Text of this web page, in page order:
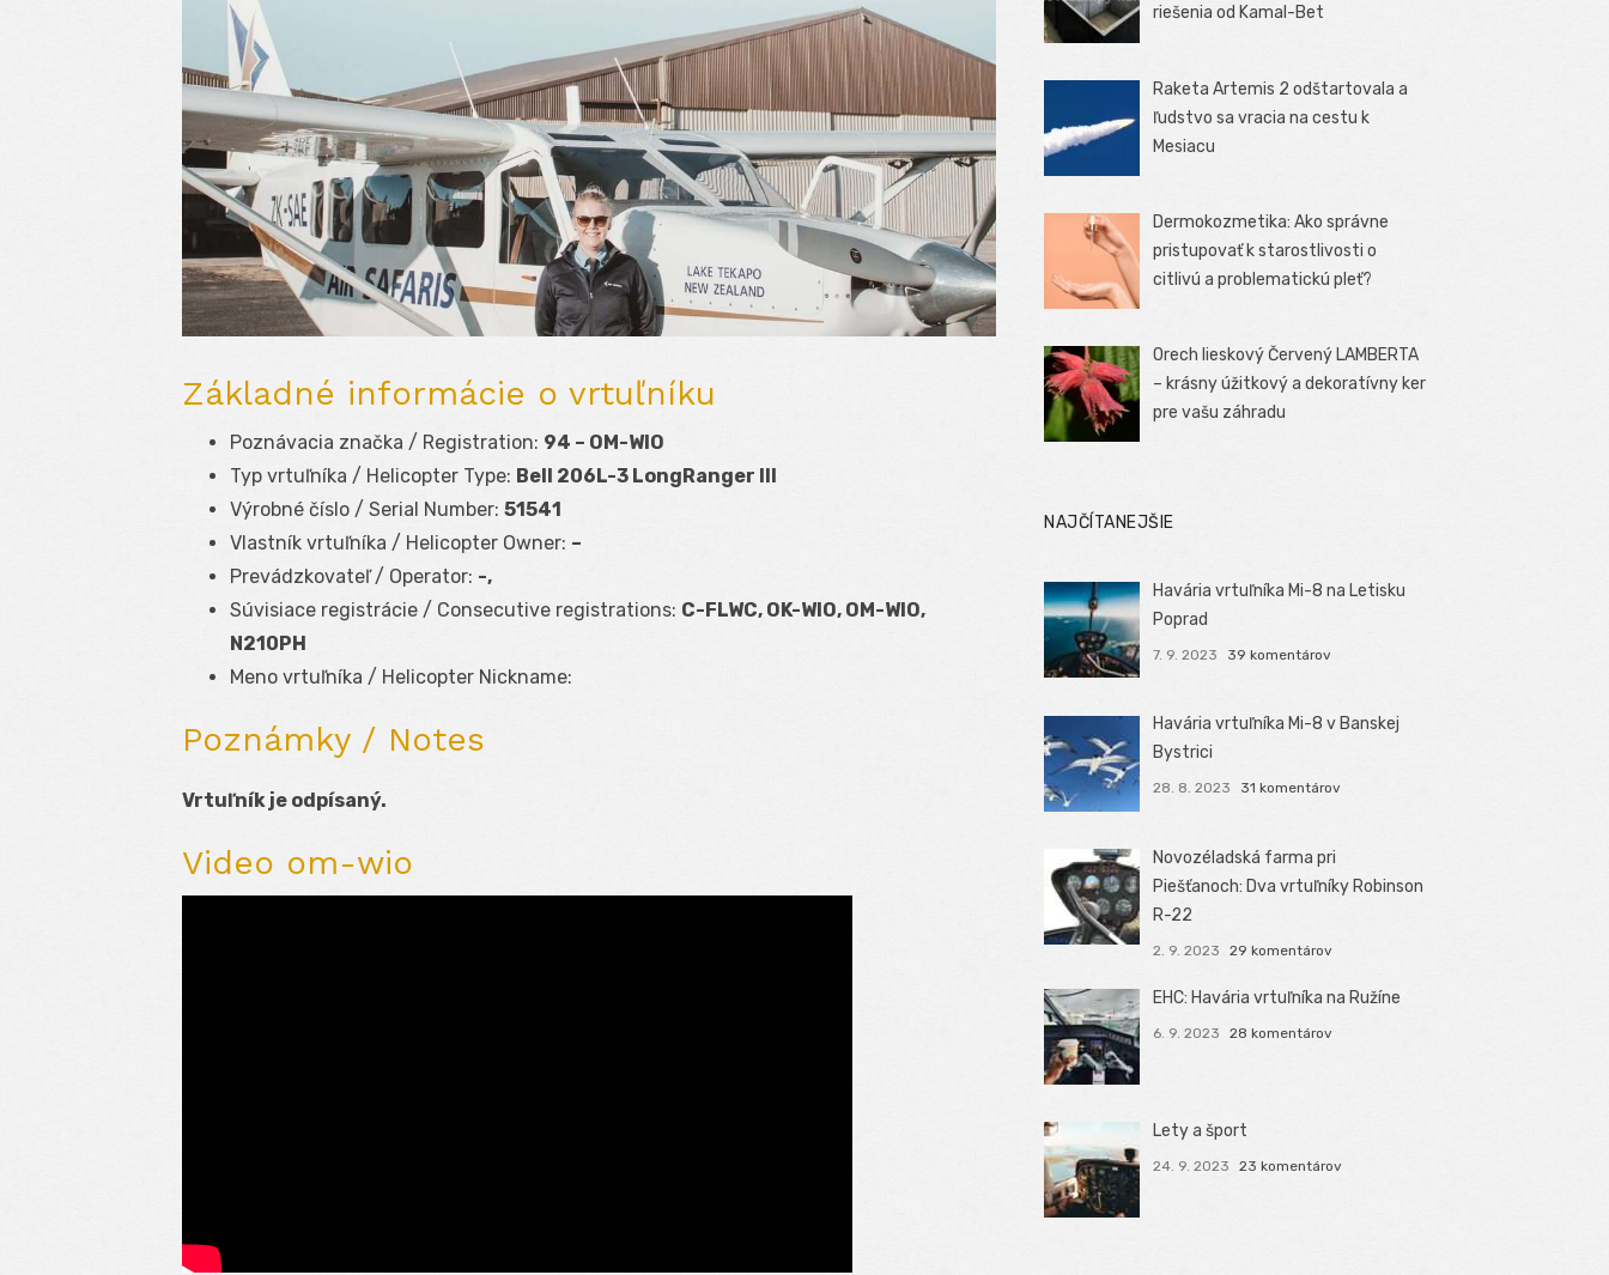
Základné informácie o vrtuľníku
Poznávacia značka / Registration: 94 – OM-WIO
Typ vrtuľníka / Helicopter Type: Bell 206L-3 LongRanger III
Výrobné číslo / Serial Number: 51541
Vlastník vrtuľníka / Helicopter Owner: –
Prevádzkovateľ / Operator: -,
Súvisiace registrácie / Consecutive registrations: C-FLWC, OK-WIO, OM-WIO,
N210PH
Meno vrtuľníka / Helicopter Nickname:
Poznámky / Notes
Vrtuľník je odpísaný.
Video om-wio
riešenia od Kamal-Bet
Raketa Artemis 2 odštartovala a
ľudstvo sa vracia na cestu k
Mesiacu
Dermokozmetika: Ako správne
pristupovať k starostlivosti o
citlivú a problematickú pleť?
Orech lieskový Červený LAMBERTA
– krásny úžitkový a dekoratívny ker
pre vašu záhradu
NAJČÍTANEJŠIE
Havária vrtuľníka Mi-8 na Letisku
Poprad
7. 9. 2023 39 komentárov
Havária vrtuľníka Mi-8 v Banskej
Bystrici
28. 8. 2023 31 komentárov
Novozéladská farma pri
Piešťanoch: Dva vrtuľníky Robinson
R-22
2. 9. 2023 29 komentárov
EHC: Havária vrtuľníka na Ružíne
6. 9. 2023 28 komentárov
Lety a šport
24. 9. 2023 23 komentárov